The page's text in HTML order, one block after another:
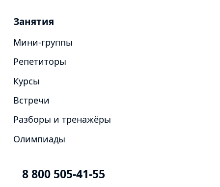
Занятия
Мини-группы
Репетиторы
Курсы
Встречи
Разборы и тренажёры
Олимпиады
8 800 505-41-55